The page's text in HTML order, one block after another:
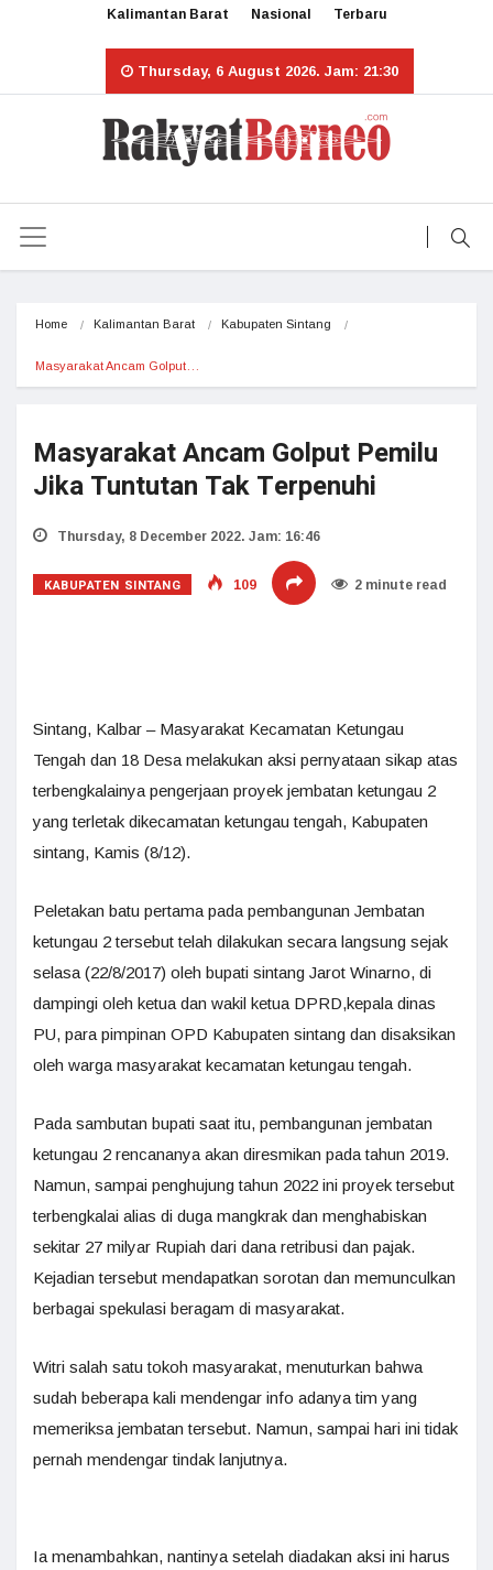
Kalimantan Barat Nasional Terbaru
Thursday, 6 August 2026. Jam: 21:30
Home Kalimantan Barat Kabupaten Sintang
Masyarakat Ancam Golput…
Masyarakat Ancam Golput Pemilu
Jika Tuntutan Tak Terpenuhi
Thursday, 8 December 2022. Jam: 16:46
KABUPATEN SINTANG 109 2 minute read
Sintang, Kalbar – Masyarakat Kecamatan Ketungau
Tengah dan 18 Desa melakukan aksi pernyataan sikap atas
terbengkalainya pengerjaan proyek jembatan ketungau 2
yang terletak dikecamatan ketungau tengah, Kabupaten
sintang, Kamis (8/12).
Peletakan batu pertama pada pembangunan Jembatan
ketungau 2 tersebut telah dilakukan secara langsung sejak
selasa (22/8/2017) oleh bupati sintang Jarot Winarno, di
dampingi oleh ketua dan wakil ketua DPRD,kepala dinas
PU, para pimpinan OPD Kabupaten sintang dan disaksikan
oleh warga masyarakat kecamatan ketungau tengah.
Pada sambutan bupati saat itu, pembangunan jembatan
ketungau 2 rencananya akan diresmikan pada tahun 2019.
Namun, sampai penghujung tahun 2022 ini proyek tersebut
terbengkalai alias di duga mangkrak dan menghabiskan
sekitar 27 milyar Rupiah dari dana retribusi dan pajak.
Kejadian tersebut mendapatkan sorotan dan memunculkan
berbagai spekulasi beragam di masyarakat.
Witri salah satu tokoh masyarakat, menuturkan bahwa
sudah beberapa kali mendengar info adanya tim yang
memeriksa jembatan tersebut. Namun, sampai hari ini tidak
pernah mendengar tindak lanjutnya.
Ia menambahkan, nantinya setelah diadakan aksi ini harus